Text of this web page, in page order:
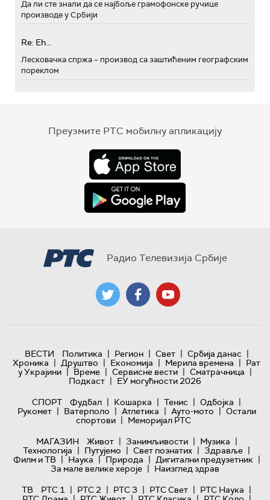
Да ли сте знали да се најбоље грамофонске ручице
производе у Србији
Re: Eh...
Лесковачка спржа – производ са заштићеним географским
пореклом
Преузмите РТС мобилну апликацију
Радио Телевизија Србије
ВЕСТИ Политика | Регион | Свет | Србија данас |
Хроника | Друштво | Економија | Мерила времена | Рат
у Украјини | Време | Сервисне вести | Сматрачница |
Подкаст | ЕУ могућности 2026
СПОРТ
Фудбал | Кошарка | Тенис | Одбојка |
Рукомет | Ватерполо | Атлетика | Ауто-мото | Остали
спортови | Меморијал РТС
МАГАЗИН
Живот | Занимљивости | Музика |
Технологијa | Путујемо | Свет познатих | Здравље |
Филм и ТВ | Наука | Природа | Дигитални предузетник |
За мале велике хероје | Наизглед здрав
ТВ
РТС 1 | РТС 2 | РТС 3 | РТС Свет | РТС Наука |